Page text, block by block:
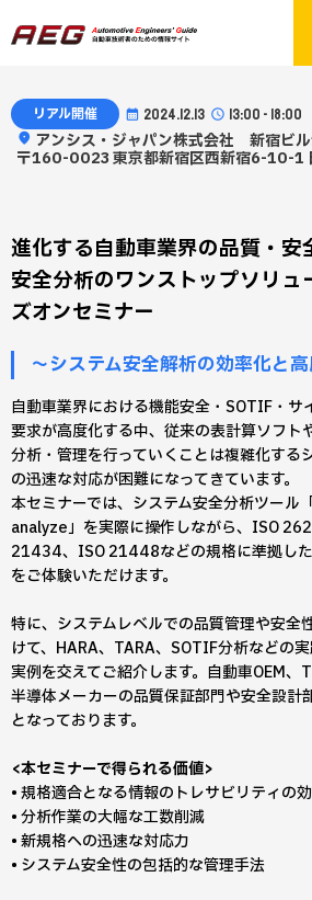
リアル開催 2024.12.13 13:00 - 18:00
アンシス・ジャパン株式会社 新宿ビ
〒160-0023 東京都新宿区西新宿6-10-1
進化する自動車業界の品質・安
安全分析のワンストップソリュ
ズオンセミナー
～システム安全解析の効率化と
自動車業界における機能安全・SOTIF・サ
要求が高度化する中、従来の表計算ソフト
分析・管理を行っていくことは複雑化する
の迅速な対応が困難になってきています。
本セミナーでは、システム安全分析ツール
analyze」を実際に操作しながら、ISO
21434、ISO 21448などの規格に準拠し
をご体験いただけます。
特に、システムレベルでの品質管理や安全
けて、HARA、TARA、SOTIF分析などの実
実例を交えてご紹介します。自動車OEM、
半導体メーカーの品質保証部門や安全設計
となっております。
<本セミナーで得られる価値>
• 規格適合となる情報のトレサビリティの
• 分析作業の大幅な工数削減
• 新規格への迅速な対応力
• システム安全性の包括的な管理手法